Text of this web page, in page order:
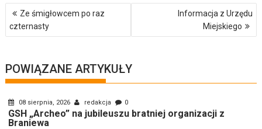
Nawigacja
wpisu
Ze śmigłowcem po raz
czternasty
Informacja z Urzędu
Miejskiego
POWIĄZANE ARTYKUŁY
08 sierpnia, 2026 redakcja 0
GSH „Archeo” na jubileuszu bratniej organizacji z
Braniewa